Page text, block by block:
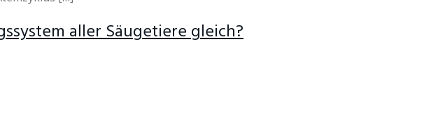
aller Säugetiere gleich?